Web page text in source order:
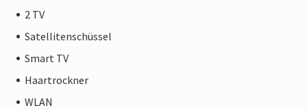
2 TV
Satellitenschüssel
Smart TV
Haartrockner
WLAN